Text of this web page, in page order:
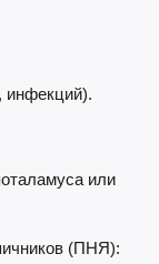
инфекций).
или
(ПНЯ):